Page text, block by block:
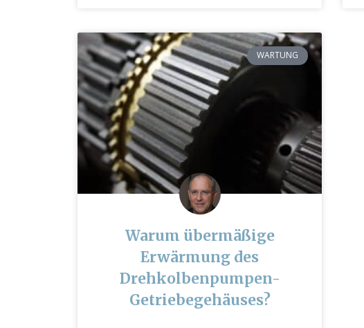
WARTUNG
Warum übermäßige
Erwärmung des
Drehkolbenpumpen-
Getriebegehäuses?